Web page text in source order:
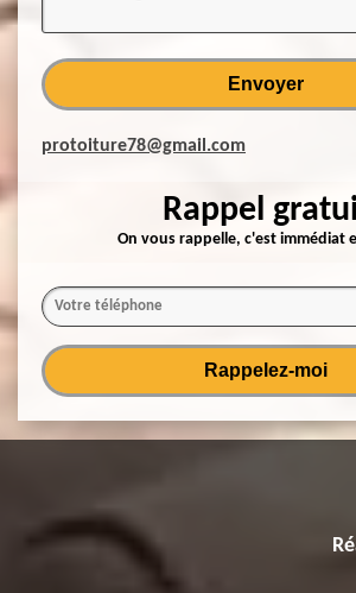
protoiture78@gmail.com
Rappel
On vous rappelle, c'est immédiat